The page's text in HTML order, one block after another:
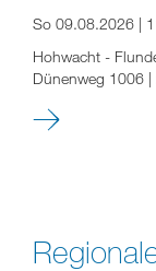
So 09.08.2026 |
Hohwacht -
Dünenweg 1006